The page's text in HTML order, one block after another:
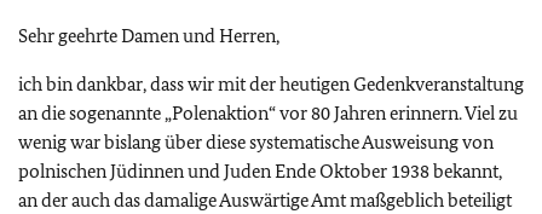
Sehr geehrte Damen und Herren,
ich bin dankbar, dass wir mit der heutigen Gedenkveranstaltung
an die sogenannte „Polenaktion“ vor 80 Jahren erinnern. Viel zu
wenig war bislang über diese systematische Ausweisung von
polnischen Jüdinnen und Juden Ende Oktober 1938 bekannt,
an der auch das damalige Auswärtige Amt maßgeblich beteiligt